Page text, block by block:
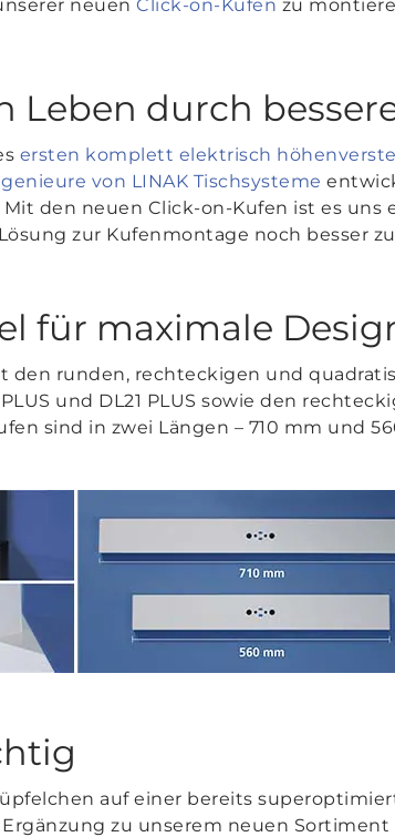
neuen Click-on-Kufen zu
Leben durch
ersten komplett elektrisch
von LINAK Tischsysteme
den neuen Click-on-Kufen ist es uns
zur Kufenmontage noch besser
für maximale
den runden, rechteckigen und
PLUS und DL21 PLUS sowie den
sind in zwei Längen – 710 mm und
auf einer bereits
zu unserem neuen Sortiment